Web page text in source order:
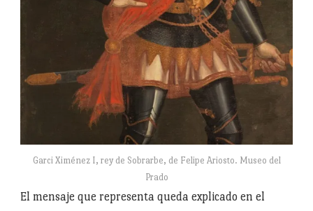
Garci Ximénez I, rey de Sobrarbe, de Felipe Ariosto. Museo del
Prado
El mensaje que representa queda explicado en el